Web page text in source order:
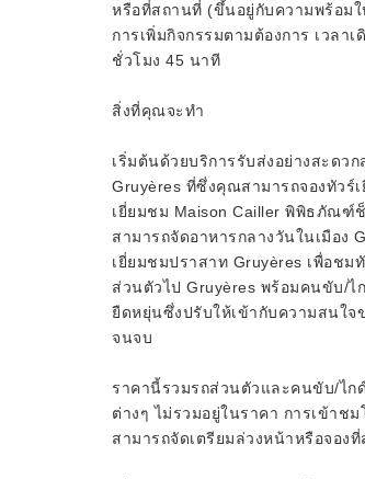
หรือที่สถานที่ (ขึ้นอยู่กับความพร้อมใ
การเพิ่มกิจกรรมตามต้องการ เวล
ชั่วโมง 45 นาที
สิ่งที่คุณจะทำ
เริ่มต้นด้วยบริการรับส่งอย่างสะดว
Gruyères ที่ซึ่งคุณสามารถจองทัวร์
เยี่ยมชม Maison Cailler พิพิธภัณฑ์
สามารถจัดอาหารกลางวันในเมือง
เยี่ยมชมปราสาท Gruyères เพื่อช
ส่วนตัวไป Gruyères พร้อมคนขับ/ไ
ยืดหยุ่นซึ่งปรับให้เข้ากับความสนใ
จนจบ
ราคานี้รวมรถส่วนตัวและคนขับ/ไก
ต่างๆ ไม่รวมอยู่ในราคา การเข้าช
สามารถจัดเตรียมล่วงหน้าหรือจอง